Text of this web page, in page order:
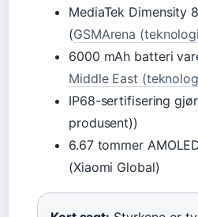
MediaTek Dimensity
(GSMArena
6000 mAh batteri
Middle East
IP68-sertifisering
produsent))
6.67 tommer
(Xiaomi Global)